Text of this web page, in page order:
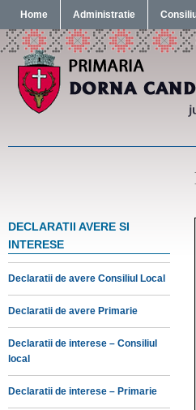
Home Administratie
DECLARATII AVERE SI
INTERESE
Declaratii de avere Consiliul Local
Declaratii de avere Primarie
Declaratii de interese – Consiliul
local
Declaratii de interese – Primarie